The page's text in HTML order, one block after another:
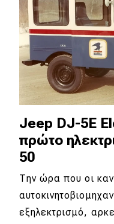
Jeep DJ-5E
πρώτο
50
Την ώρα που οι
εξηλεκτρισμό,